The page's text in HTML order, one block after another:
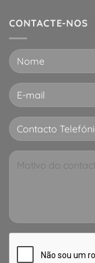
CONTACTE-NOS